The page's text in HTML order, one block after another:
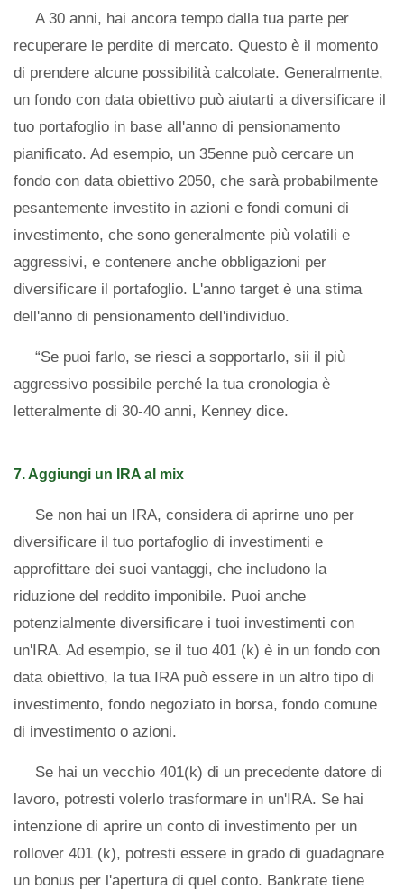
A 30 anni, hai ancora tempo dalla tua parte per
recuperare le perdite di mercato. Questo è il momento
di prendere alcune possibilità calcolate. Generalmente,
un fondo con data obiettivo può aiutarti a diversificare il
tuo portafoglio in base all'anno di pensionamento
pianificato. Ad esempio, un 35enne può cercare un
fondo con data obiettivo 2050, che sarà probabilmente
pesantemente investito in azioni e fondi comuni di
investimento, che sono generalmente più volatili e
aggressivi, e contenere anche obbligazioni per
diversificare il portafoglio. L'anno target è una stima
dell'anno di pensionamento dell'individuo.
“Se puoi farlo, se riesci a sopportarlo, sii il più
aggressivo possibile perché la tua cronologia è
letteralmente di 30-40 anni, Kenney dice.
7. Aggiungi un IRA al mix
Se non hai un IRA, considera di aprirne uno per
diversificare il tuo portafoglio di investimenti e
approfittare dei suoi vantaggi, che includono la
riduzione del reddito imponibile. Puoi anche
potenzialmente diversificare i tuoi investimenti con
un'IRA. Ad esempio, se il tuo 401 (k) è in un fondo con
data obiettivo, la tua IRA può essere in un altro tipo di
investimento, fondo negoziato in borsa, fondo comune
di investimento o azioni.
Se hai un vecchio 401(k) di un precedente datore di
lavoro, potresti volerlo trasformare in un'IRA. Se hai
intenzione di aprire un conto di investimento per un
rollover 401 (k), potresti essere in grado di guadagnare
un bonus per l'apertura di quel conto. Bankrate tiene